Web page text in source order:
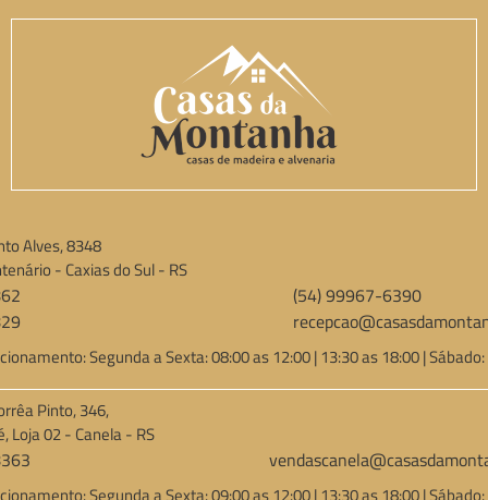
Alves, 8348
- Caxias do Sul - RS
(54) 99967-6390
Segunda a Sexta: 08:00 as 12:00 | 13:30 as 18:00 |
Pinto, 346,
Loja 02 - Canela - RS